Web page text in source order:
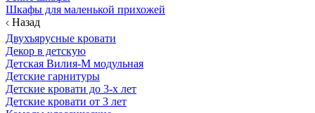
Шкафы для маленькой прихожей
Назад
Двухъярусные кровати
Декор в детскую
Детская Вилия-М модульная
Детские гарнитуры
Детские кровати до 3-х лет
Детские кровати от 3 лет